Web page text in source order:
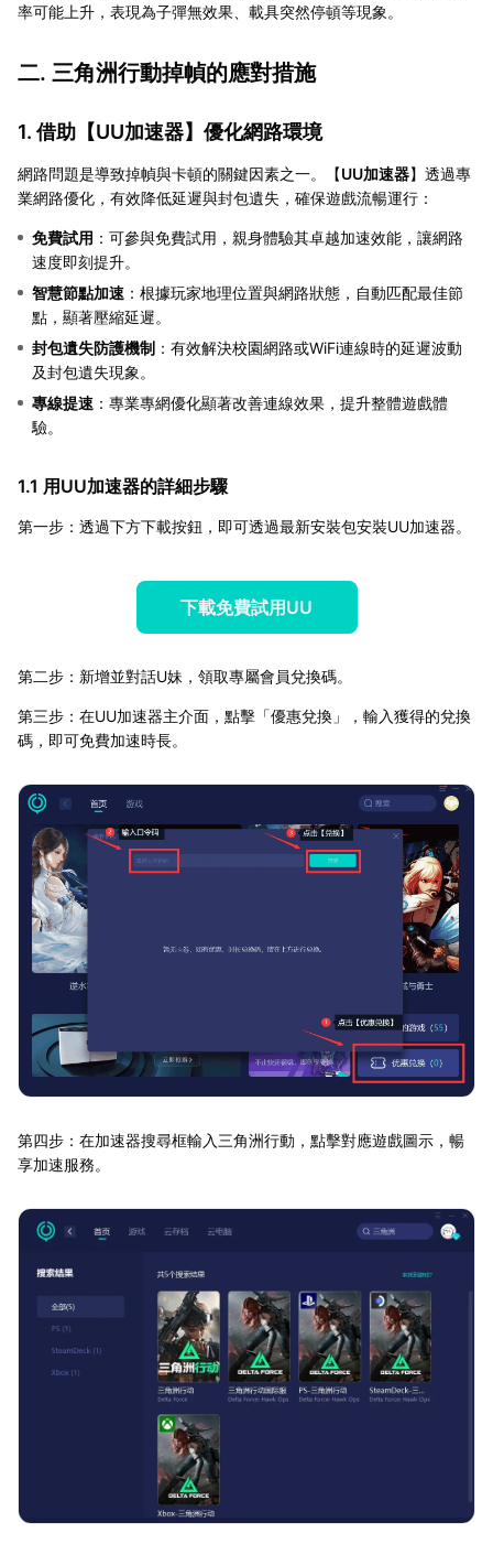
率可能上升，表現為子彈無效果、載具突然停頓等現象。
二. 三角洲行動掉幀的應對措施
1. 借助【UU加速器】優化網路環境
網路問題是導致掉幀與卡頓的關鍵因素之一。【UU加速器】透過專
業網路優化，有效降低延遲與封包遺失，確保遊戲流暢運行：
免費試用 ：可參與免費試用，親身體驗其卓越加速效能，讓網路
速度即刻提升。
智慧節點加速 ：根據玩家地理位置與網路狀態，自動匹配最佳節
點，顯著壓縮延遲。
封包遺失防護機制 ：有效解決校園網路或WiFi連線時的延遲波動
及封包遺失現象。
專線提速 ：專業專網優化顯著改善連線效果，提升整體遊戲體
驗。
1.1 用UU加速器的詳細步驟
第一步：透過下方下載按鈕，即可透過最新安裝包安裝UU加速器。
下載免費試用UU
第二步：新增並對話U妹，領取專屬會員兌換碼。
第三步：在UU加速器主介面，點擊「優惠兌換」，輸入獲得的兌換
碼，即可免費加速時長。
第四步：在加速器搜尋框輸入三角洲行動，點擊對應遊戲圖示，暢
享加速服務。